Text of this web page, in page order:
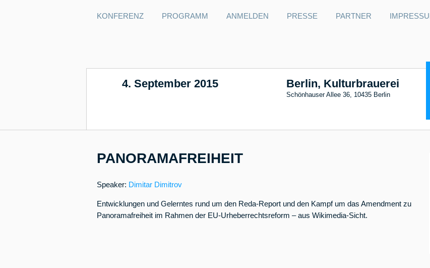
KONFERENZ PROGRAMM ANMELDEN PRESSE PARTNER
4. September 2015 Berlin, Kulturbrauerei
Schönhauser Allee 36, 10435 Berlin
PANORAMAFREIHEIT
Speaker: Dimitar Dimitrov
Entwicklungen und Gelerntes rund um den Reda-Report und den Kampf um das Amendment zu
Panoramafreiheit im Rahmen der EU-Urheberrechtsreform – aus Wikimedia-Sicht.